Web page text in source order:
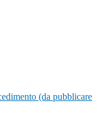
(da pubblicare